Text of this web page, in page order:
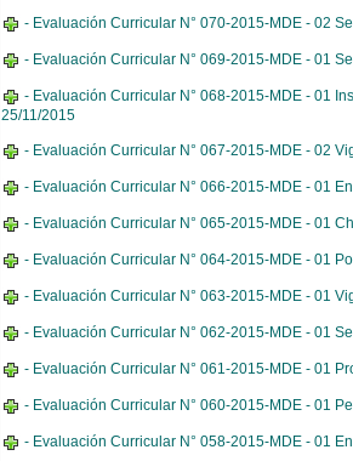
- Evaluación Curricular N° 070-2015-MDE - 02
- Evaluación Curricular N° 069-2015-MDE - 01
- Evaluación Curricular N° 068-2015-MDE - 01
25/11/2015
- Evaluación Curricular N° 067-2015-MDE - 02
- Evaluación Curricular N° 066-2015-MDE - 01
- Evaluación Curricular N° 065-2015-MDE - 01
- Evaluación Curricular N° 064-2015-MDE - 01
- Evaluación Curricular N° 063-2015-MDE - 01
- Evaluación Curricular N° 062-2015-MDE - 01
- Evaluación Curricular N° 061-2015-MDE - 01
- Evaluación Curricular N° 060-2015-MDE - 01
- Evaluación Curricular N° 058-2015-MDE - 01